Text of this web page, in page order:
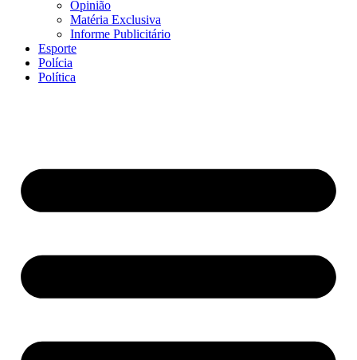
Opinião
Matéria Exclusiva
Informe Publicitário
Esporte
Polícia
Política